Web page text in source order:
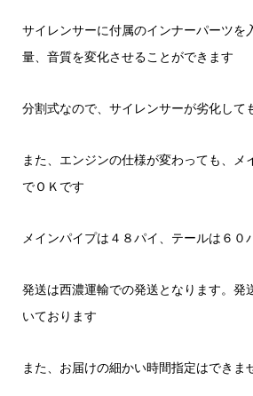
サイレンサーに付属のインナーパーツを
量、音質を変化させることができます
分割式なので、サイレンサーが劣化して
また、エンジンの仕様が変わっても、メ
でＯＫです
メインパイプは４８パイ、テールは６０
発送は西濃運輸での発送となります。発
いております
また、お届けの細かい時間指定はできま